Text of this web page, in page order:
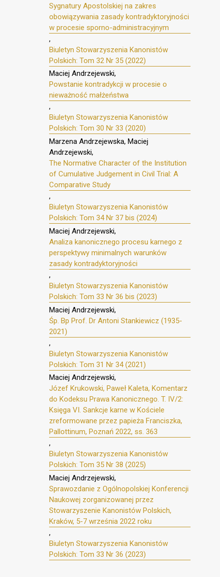
Sygnatury Apostolskiej na zakres
obowiązywania zasady kontradyktoryjności
w procesie sporno-administracyjnym
,
Biuletyn Stowarzyszenia Kanonistów
Polskich: Tom 32 Nr 35 (2022)
Maciej Andrzejewski,
Powstanie kontradykcji w procesie o
nieważność małżeństwa
,
Biuletyn Stowarzyszenia Kanonistów
Polskich: Tom 30 Nr 33 (2020)
Marzena Andrzejewska, Maciej
Andrzejewski,
The Normative Character of the Institution
of Cumulative Judgement in Civil Trial: A
Comparative Study
,
Biuletyn Stowarzyszenia Kanonistów
Polskich: Tom 34 Nr 37 bis (2024)
Maciej Andrzejewski,
Analiza kanonicznego procesu karnego z
perspektywy minimalnych warunków
zasady kontradyktoryjności
,
Biuletyn Stowarzyszenia Kanonistów
Polskich: Tom 33 Nr 36 bis (2023)
Maciej Andrzejewski,
Śp. Bp Prof. Dr Antoni Stankiewicz (1935-
2021)
,
Biuletyn Stowarzyszenia Kanonistów
Polskich: Tom 31 Nr 34 (2021)
Maciej Andrzejewski,
Józef Krukowski, Paweł Kaleta, Komentarz
do Kodeksu Prawa Kanonicznego. T. IV/2:
Księga VI. Sankcje karne w Kościele
zreformowane przez papieża Franciszka,
Pallottinum, Poznań 2022, ss. 363
,
Biuletyn Stowarzyszenia Kanonistów
Polskich: Tom 35 Nr 38 (2025)
Maciej Andrzejewski,
Sprawozdanie z Ogólnopolskiej Konferencji
Naukowej zorganizowanej przez
Stowarzyszenie Kanonistów Polskich,
Kraków, 5-7 września 2022 roku
,
Biuletyn Stowarzyszenia Kanonistów
Polskich: Tom 33 Nr 36 (2023)